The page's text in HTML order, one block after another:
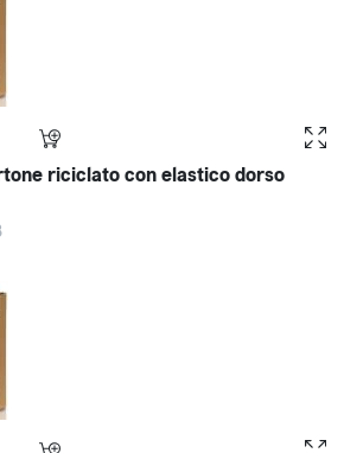
riciclato con elastico dorso